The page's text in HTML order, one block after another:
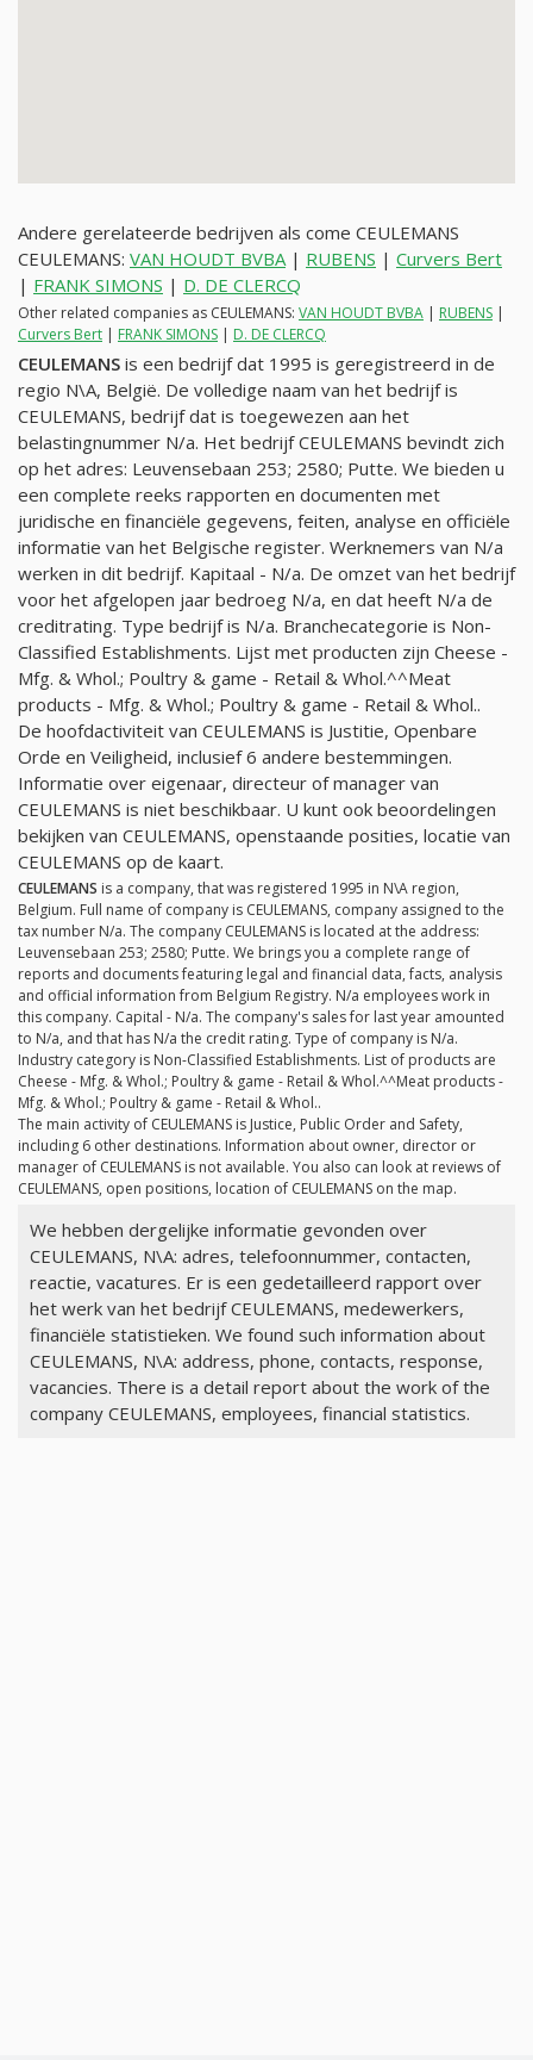
Andere gerelateerde bedrijven als come CEULEMANS
CEULEMANS: VAN HOUDT BVBA| RUBENS | Curvers Bert
| FRANK SIMONS | D. DE CLERCQ
Other related companies as CEULEMANS: VAN HOUDT BVBA | RUBENS |
Curvers Bert | FRANK SIMONS | D. DE CLERCQ
CEULEMANS is een bedrijf dat 1995 is geregistreerd in de
regio N\A, België. De volledige naam van het bedrijf is
CEULEMANS, bedrijf dat is toegewezen aan het
belastingnummer N/a. Het bedrijf CEULEMANS bevindt zich
op het adres: Leuvensebaan 253; 2580; Putte. We bieden u
een complete reeks rapporten en documenten met
juridische en financiële gegevens, feiten, analyse en officiële
informatie van het Belgische register. Werknemers van N/a
werken in dit bedrijf. Kapitaal - N/a. De omzet van het bedrijf
voor het afgelopen jaar bedroeg N/a, en dat heeft N/a de
creditrating. Type bedrijf is N/a. Branchecategorie is Non-
Classified Establishments. Lijst met producten zijn Cheese -
Mfg. & Whol.; Poultry & game - Retail & Whol.^^Meat
products - Mfg. & Whol.; Poultry & game - Retail & Whol..
De hoofdactiviteit van CEULEMANS is Justitie, Openbare
Orde en Veiligheid, inclusief 6 andere bestemmingen.
Informatie over eigenaar, directeur of manager van
CEULEMANS is niet beschikbaar. U kunt ook beoordelingen
bekijken van CEULEMANS, openstaande posities, locatie van
CEULEMANS op de kaart.
CEULEMANS is a company, that was registered 1995 in N\A region,
Belgium. Full name of company is CEULEMANS, company assigned to the
tax number N/a. The company CEULEMANS is located at the address:
Leuvensebaan 253; 2580; Putte. We brings you a complete range of
reports and documents featuring legal and financial data, facts, analysis
and official information from Belgium Registry. N/a employees work in
this company. Capital - N/a. The company's sales for last year amounted
to N/a, and that has N/a the credit rating. Type of company is N/a.
Industry category is Non-Classified Establishments. List of products are
Cheese - Mfg. & Whol.; Poultry & game - Retail & Whol.^^Meat products -
Mfg. & Whol.; Poultry & game - Retail & Whol..
The main activity of CEULEMANS is Justice, Public Order and Safety,
including 6 other destinations. Information about owner, director or
manager of CEULEMANS is not available. You also can look at reviews of
CEULEMANS, open positions, location of CEULEMANS on the map.
We hebben dergelijke informatie gevonden over
CEULEMANS, N\A: adres, telefoonnummer, contacten,
reactie, vacatures. Er is een gedetailleerd rapport over
het werk van het bedrijf CEULEMANS, medewerkers,
financiële statistieken. We found such information about
CEULEMANS, N\A: address, phone, contacts, response,
vacancies. There is a detail report about the work of the
company CEULEMANS, employees, financial statistics.